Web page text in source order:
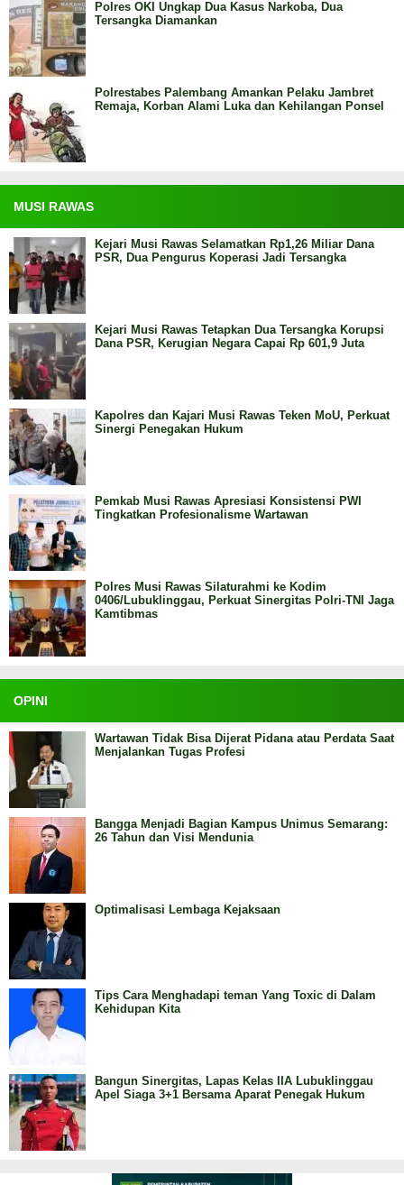
Polres OKI Ungkap Dua Kasus Narkoba, Dua
Tersangka Diamankan
Polrestabes Palembang Amankan Pelaku Jambret
Remaja, Korban Alami Luka dan Kehilangan Ponsel
MUSI RAWAS
Kejari Musi Rawas Selamatkan Rp1,26 Miliar Dana
PSR, Dua Pengurus Koperasi Jadi Tersangka
Kejari Musi Rawas Tetapkan Dua Tersangka Korupsi
Dana PSR, Kerugian Negara Capai Rp 601,9 Juta
Kapolres dan Kajari Musi Rawas Teken MoU, Perkuat
Sinergi Penegakan Hukum
Pemkab Musi Rawas Apresiasi Konsistensi PWI
Tingkatkan Profesionalisme Wartawan
Polres Musi Rawas Silaturahmi ke Kodim
0406/Lubuklinggau, Perkuat Sinergitas Polri-TNI Jaga
Kamtibmas
OPINI
Wartawan Tidak Bisa Dijerat Pidana atau Perdata Saat
Menjalankan Tugas Profesi
Bangga Menjadi Bagian Kampus Unimus Semarang:
26 Tahun dan Visi Mendunia
Optimalisasi Lembaga Kejaksaan
Tips Cara Menghadapi teman Yang Toxic di Dalam
Kehidupan Kita
Bangun Sinergitas, Lapas Kelas IIA Lubuklinggau
Apel Siaga 3+1 Bersama Aparat Penegak Hukum